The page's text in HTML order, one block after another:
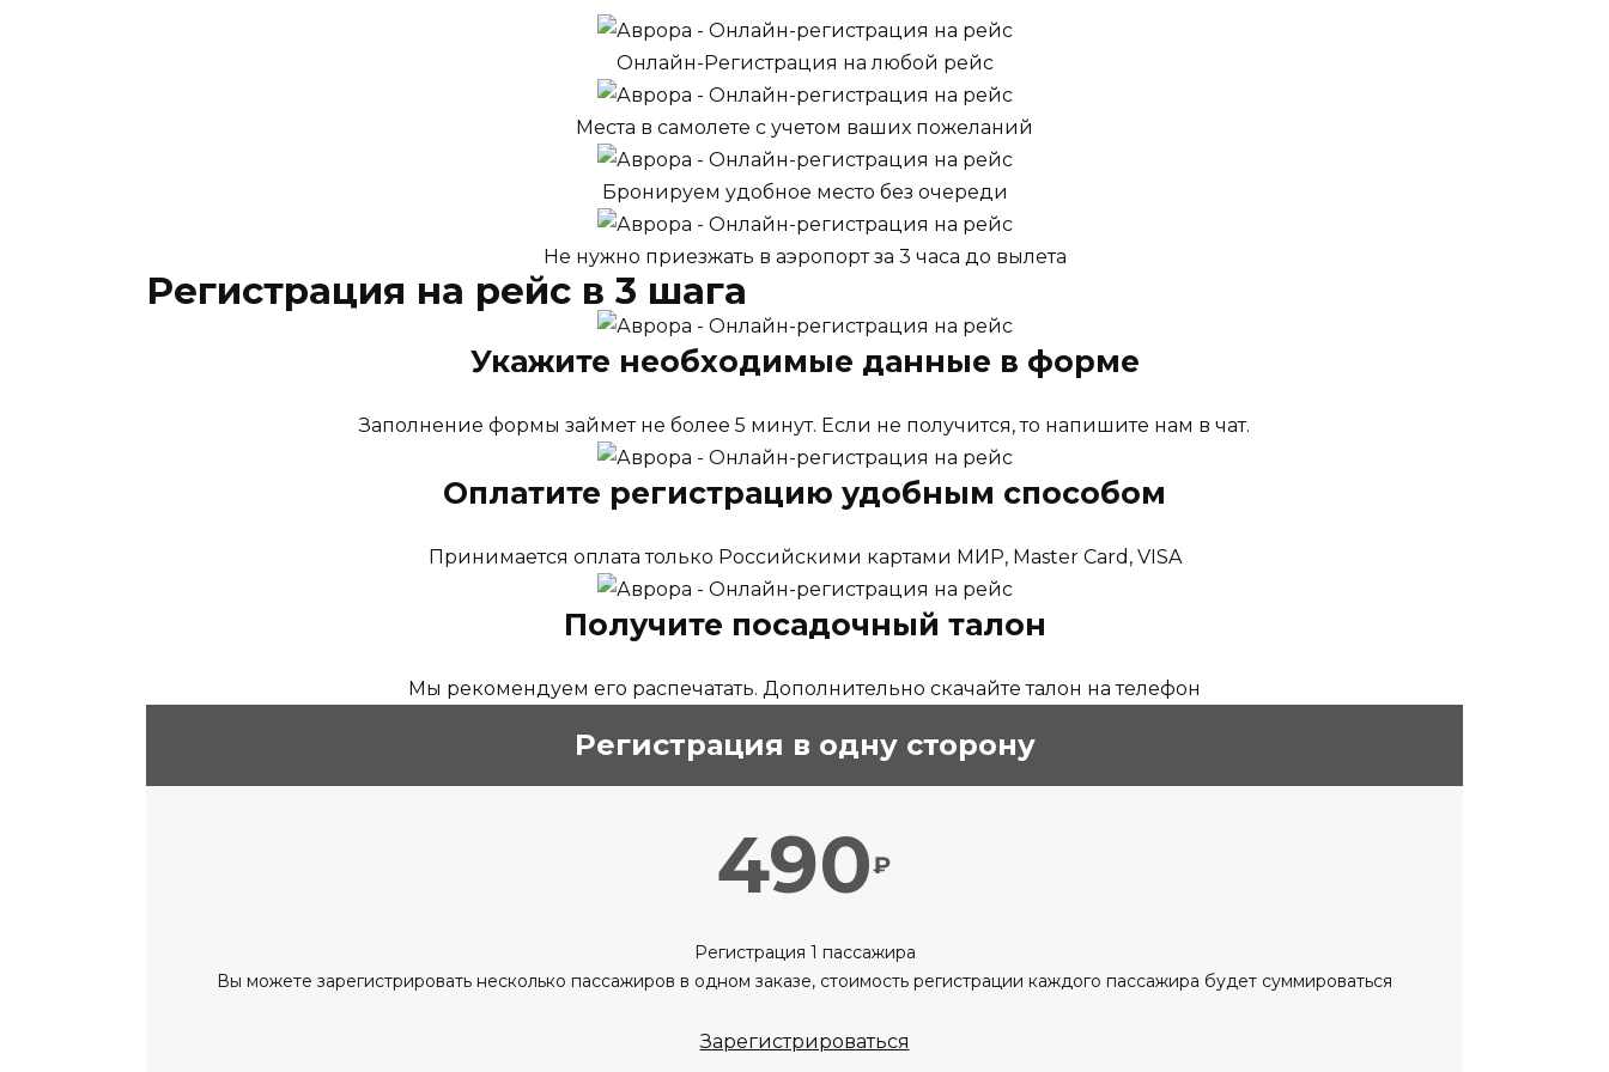
Онлайн-Регистрация на любой рейс
Места в самолете с учетом ваших пожеланий
Бронируем удобное место без очереди
Не нужно приезжать в аэропорт за 3 часа до вылета
Регистрация на рейс в 3 шага
Укажите необходимые данные в форме
Заполнение формы займет не более 5 минут. Если не получится, то напишите нам в чат.
Оплатите регистрацию удобным способом
Принимается оплата только Российскими картами МИР, Master Card, VISA
Получите посадочный талон
Мы рекомендуем его распечатать. Дополнительно скачайте талон на телефон
Регистрация в одну сторону
490₽
Регистрация 1 пассажира
Вы можете зарегистрировать несколько пассажиров в одном заказе, стоимость регистрации каждого пассажира будет суммироваться
Зарегистрироваться